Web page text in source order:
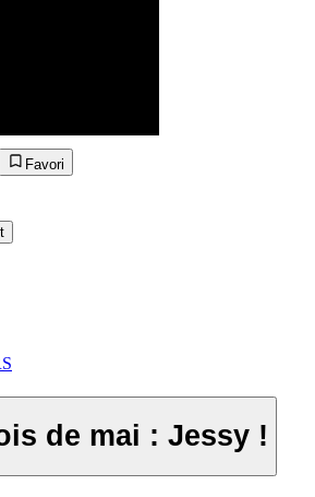
Favori
de mai : Jessy !